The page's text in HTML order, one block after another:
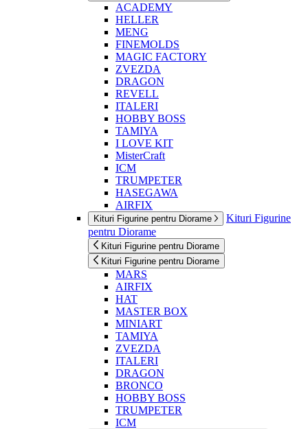
ACADEMY
HELLER
MENG
FINEMOLDS
MAGIC FACTORY
ZVEZDA
DRAGON
REVELL
ITALERI
HOBBY BOSS
TAMIYA
I LOVE KIT
MisterCraft
ICM
TRUMPETER
HASEGAWA
AIRFIX
Kituri Figurine pentru Diorame
Kituri Figurine
pentru Diorame
Kituri Figurine pentru Diorame
Kituri Figurine pentru Diorame
MARS
AIRFIX
HAT
MASTER BOX
MINIART
TAMIYA
ZVEZDA
ITALERI
DRAGON
BRONCO
HOBBY BOSS
TRUMPETER
ICM